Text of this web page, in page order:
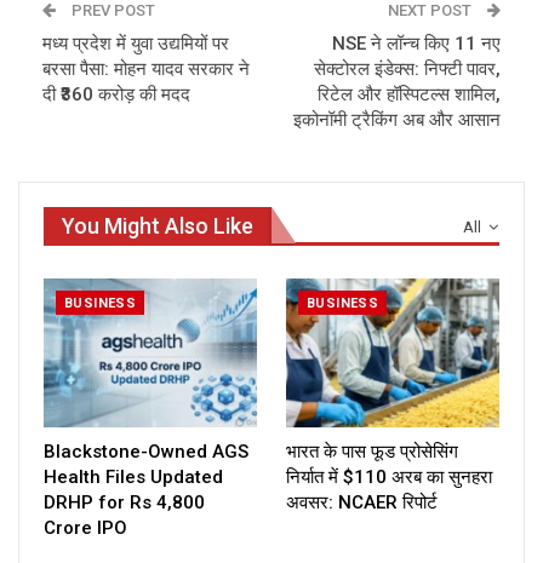
PREV POST
मध्य प्रदेश में युवा उद्यमियों पर
बरसा पैसा: मोहन यादव सरकार ने
दी ₹360 करोड़ की मदद
NEXT POST
NSE ने लॉन्च किए 11 नए
सेक्टोरल इंडेक्स: निफ्टी पावर,
रिटेल और हॉस्पिटल्स शामिल,
इकोनॉमी ट्रैकिंग अब और आसान
All
You Might Also Like
BUSINESS
Blackstone-Owned AGS
Health Files Updated
DRHP for Rs 4,800
Crore IPO
BUSINESS
भारत के पास फूड प्रोसेसिंग
निर्यात में $110 अरब का सुनहरा
अवसर: NCAER रिपोर्ट